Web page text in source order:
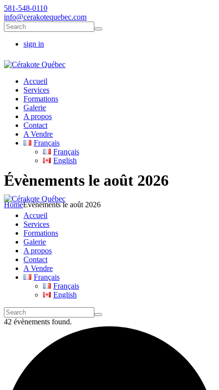
581-548-0110
info@cerakotequebec.com
sign in
Accueil
Services
Formations
Galerie
A propos
Contact
A Vendre
Français
Français
English
Évènements le août 2026
HomeÉvènements le août 2026
Accueil
Services
Formations
Galerie
A propos
Contact
A Vendre
Français
Français
English
42 évènements found.